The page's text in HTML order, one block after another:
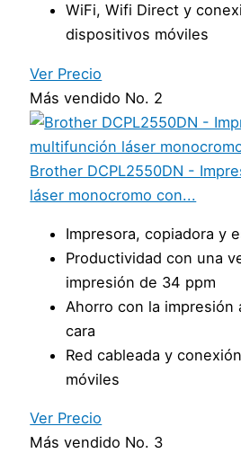
WiFi, Wifi Direct y
dispositivos móviles
Ver Precio
Más vendido No. 2
Brother DCPL2550DN -
láser monocromo con...
Impresora, copiadora y
Productividad con una
impresión de 34 ppm
Ahorro con la impresión
cara
Red cableada y
móviles
Ver Precio
Más vendido No. 3